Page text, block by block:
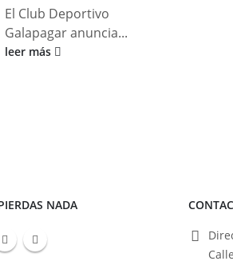
El Club Deportivo
Galapagar anuncia...
leer más
NADA